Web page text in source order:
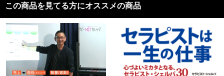
この商品を見てる方にオススメの商品